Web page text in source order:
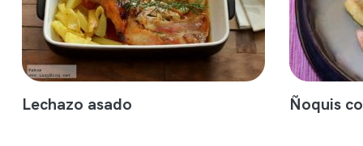
Lechazo asado Ñoquis